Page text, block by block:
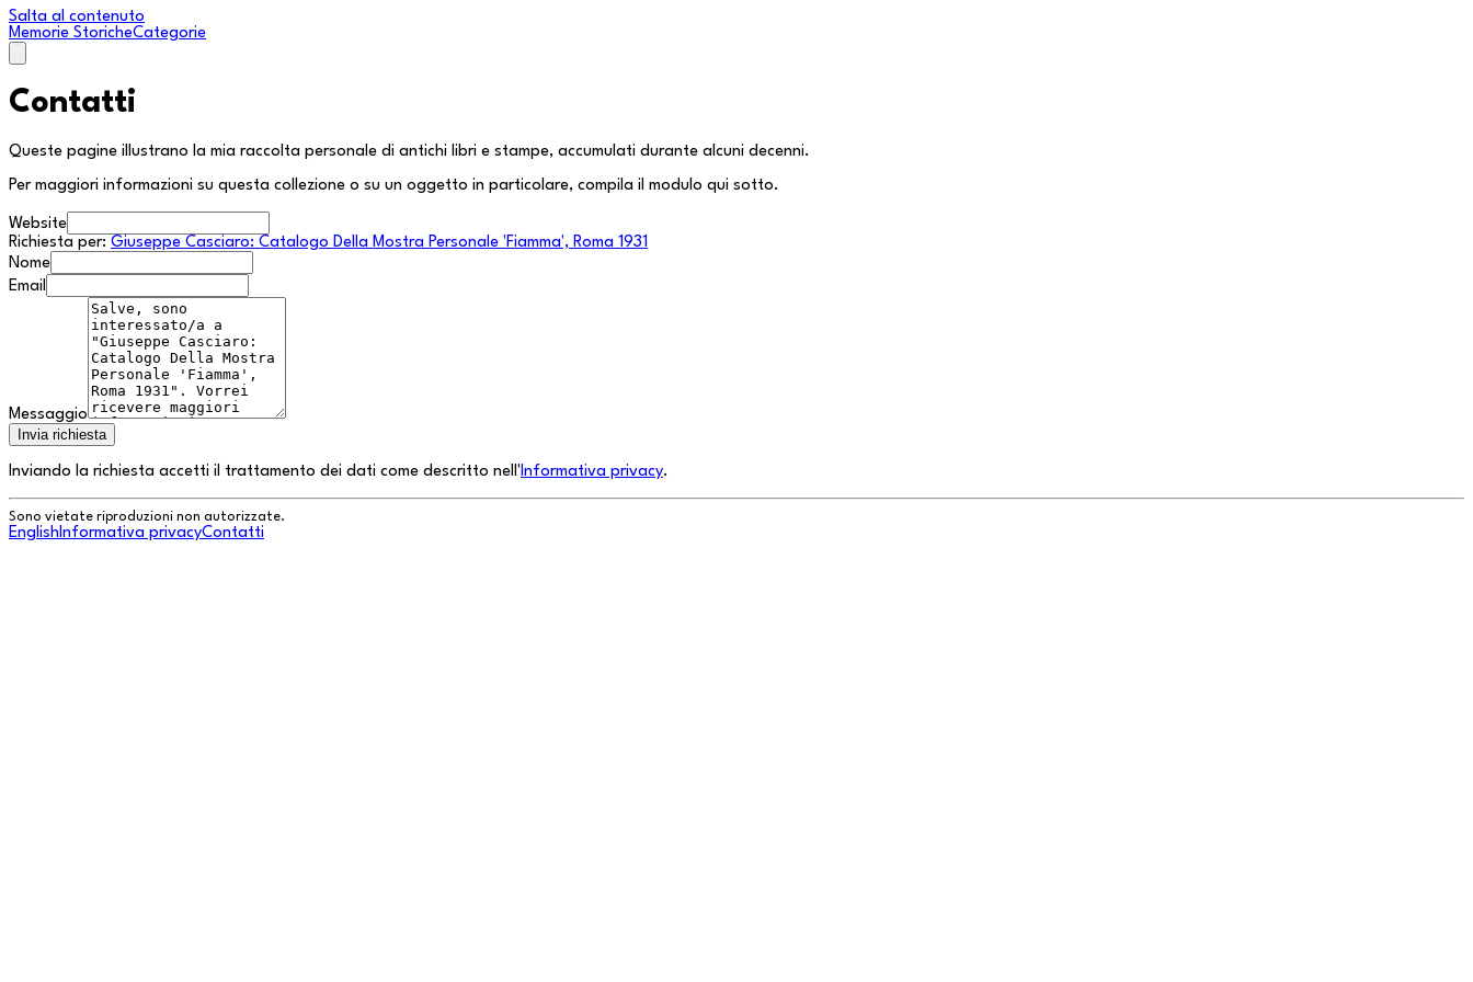
Salta al contenuto
Memorie StoricheCategorie
Contatti
Queste pagine illustrano la mia raccolta personale di antichi libri e stampe, accumulati durante alcuni decenni.
Per maggiori informazioni su questa collezione o su un oggetto in particolare, compila il modulo qui sotto.
Website
Richiesta per: Giuseppe Casciaro: Catalogo Della Mostra Personale 'Fiamma', Roma 1931
Nome
Email
Messaggio
Invia richiesta
Inviando la richiesta accetti il trattamento dei dati come descritto nell' Informativa privacy.
Sono vietate riproduzioni non autorizzate.
English Informativa privacyContatti